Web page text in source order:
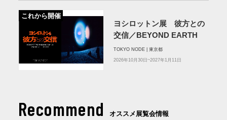
これから開催
ヨシロットン展 彼方との
交信／BEYOND EARTH
TOKYO NODE | 東京都
2026年10月30日~2027年1月11日
Recommend オススメ展覧会情報